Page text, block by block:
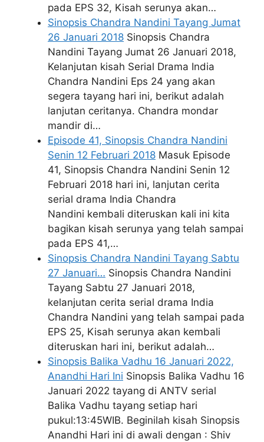
pada EPS 32, Kisah serunya akan…
Sinopsis Chandra Nandini Tayang Jumat
26 Januari 2018 Sinopsis Chandra
Nandini Tayang Jumat 26 Januari 2018,
Kelanjutan kisah Serial Drama India
Chandra Nandini Eps 24 yang akan
segera tayang hari ini, berikut adalah
lanjutan ceritanya. Chandra mondar
mandir di…
Episode 41, Sinopsis Chandra Nandini
Senin 12 Februari 2018 Masuk Episode
41, Sinopsis Chandra Nandini Senin 12
Februari 2018 hari ini, lanjutan cerita
serial drama India Chandra
Nandini kembali diteruskan kali ini kita
bagikan kisah serunya yang telah sampai
pada EPS 41,…
Sinopsis Chandra Nandini Tayang Sabtu
27 Januari… Sinopsis Chandra Nandini
Tayang Sabtu 27 Januari 2018,
kelanjutan cerita serial drama India
Chandra Nandini yang telah sampai pada
EPS 25, Kisah serunya akan kembali
diteruskan hari ini, berikut adalah…
Sinopsis Balika Vadhu 16 Januari 2022,
Anandhi Hari Ini Sinopsis Balika Vadhu 16
Januari 2022 tayang di ANTV serial
Balika Vadhu tayang setiap hari
pukul:13:45WIB. Beginilah kisah Sinopsis
Anandhi Hari ini di awali dengan : Shiv